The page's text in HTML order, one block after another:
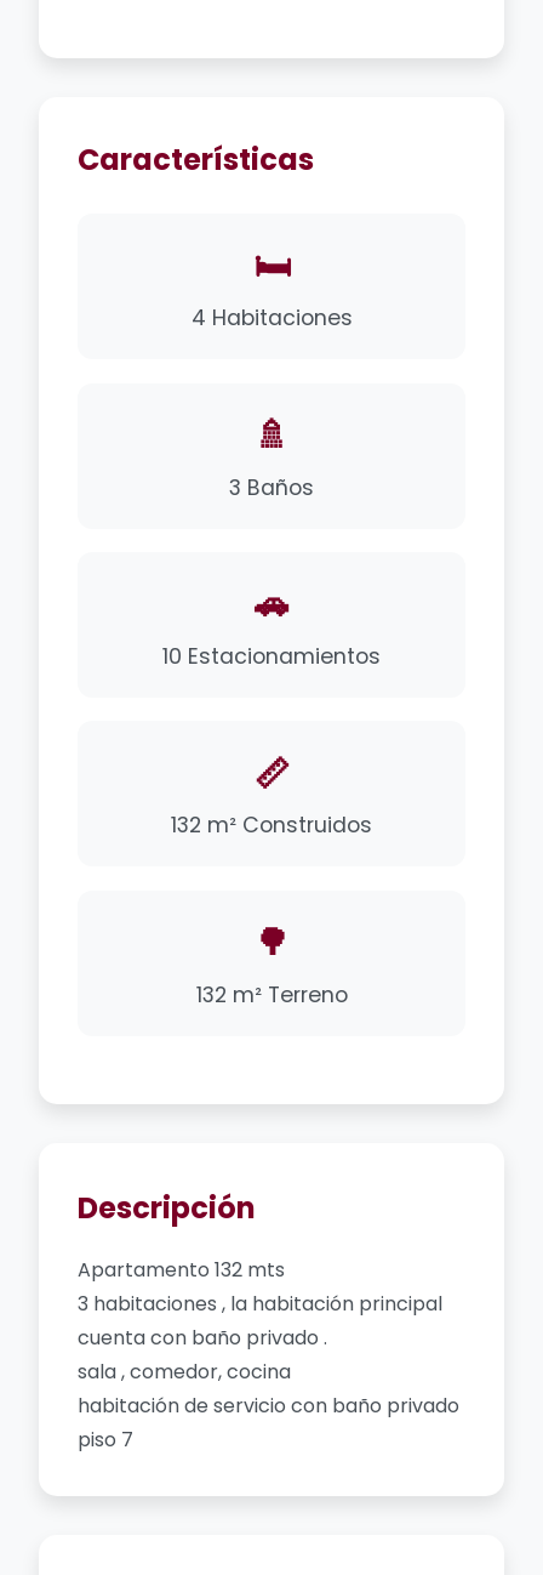
Características
🛏️
4 Habitaciones
🚿
3 Baños
🚗
10 Estacionamientos
📏
132 m² Construidos
🌳
132 m² Terreno
Descripción
Apartamento 132 mts
3 habitaciones , la habitación principal
cuenta con baño privado .
sala , comedor, cocina
habitación de servicio con baño privado
piso 7